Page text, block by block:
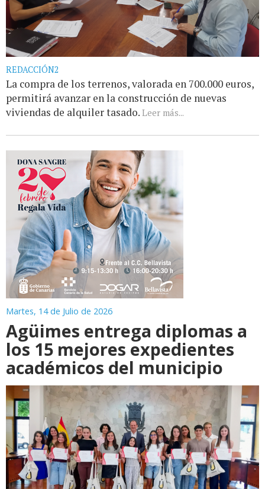
REDACCIÓN2
La compra de los terrenos, valorada en 700.000 euros,
permitirá avanzar en la construcción de nuevas
viviendas de alquiler tasado. Leer más...
Martes, 14 de Julio de 2026
Agüimes entrega diplomas a
los 15 mejores expedientes
académicos del municipio